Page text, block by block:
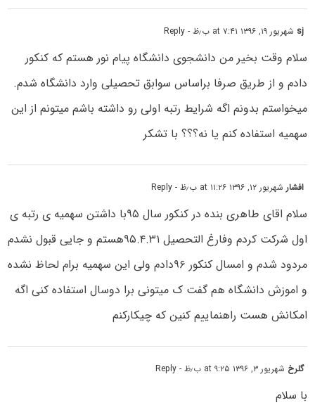
sj شهریور ۱۹, ۱۳۹۶ at ۷:۴۱ ب٫ظ - Reply
سلام وقت بخیر من دانشجوی دانشگاه پیام نور هستم که کنکور
دادم و از طریق صرفا براساس سوابق تحصیلی وارد دانشگاه شدم.
میخواستم بدونم اگه شرایط رتبه اولی رو داشته باشم میتونم از این
سهمیه استفاده کنم یا نه؟؟؟ با تشکر
افشارشهریور ۱۲, ۱۳۹۶ at ۱۱:۲۶ ب٫ظ - Reply
سلام اقای طاهری بنده در کنکور سال ۹۵با داشتن سهمیه ی رتبه ی
اول شرکت کردم وفارغ التحصیل ۹۵.۴.۳۱هستم و جایی قبول نشدم
مردود شدم و امسال کنکور ۹۶دادم ولی این سهمیه برام لحاظ نشده
و اموزش دانشگاه هم گفت ک میتونی برا دوسال استفاده کنی اگه
امکانش هست راهنماییم کنین که چیکارکنم
گلرخ شهریور ۳, ۱۳۹۶ at ۹:۲۵ ب٫ظ - Reply
با سلام